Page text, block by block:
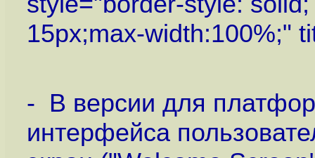
15px;max-width:100%;"
- В версии для
интерфейса